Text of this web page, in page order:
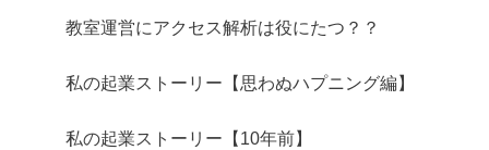
教室運営にアクセス解析は役にたつ？？
私の起業ストーリー【思わぬハプニング編】
私の起業ストーリー【10年前】